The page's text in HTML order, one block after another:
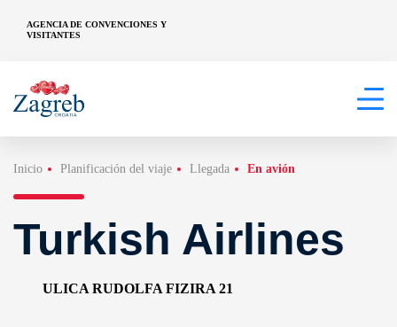
AGENCIA DE CONVENCIONES Y
VISITANTES
Inicio Planificación del viaje Llegada En avión
Turkish Airlines
ULICA RUDOLFA FIZIRA 21